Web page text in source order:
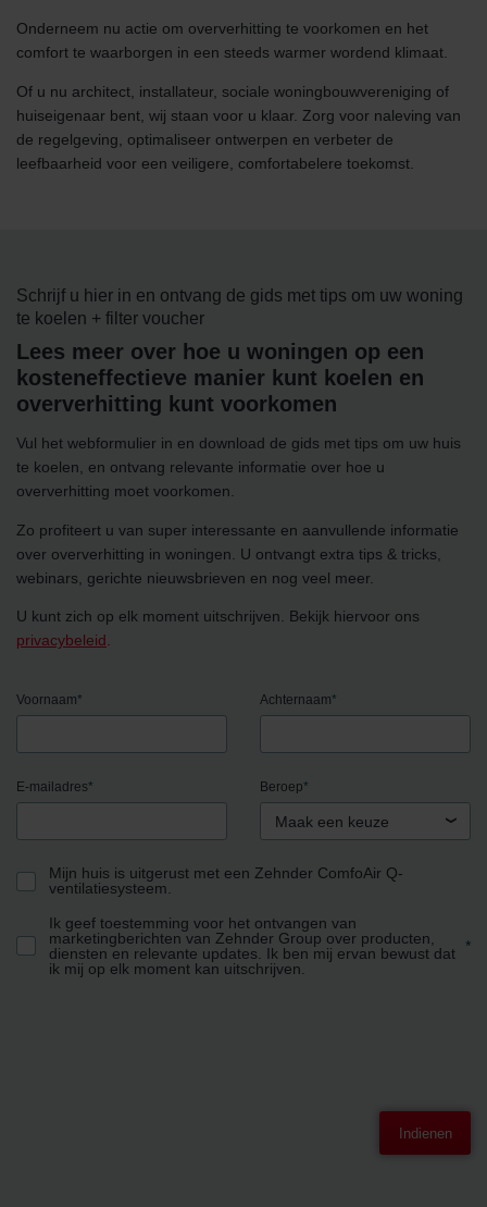
Onderneem nu actie om oververhitting te voorkomen en het
comfort te waarborgen in een steeds warmer wordend klimaat.
Of u nu architect, installateur, sociale woningbouwvereniging of
huiseigenaar bent, wij staan voor u klaar. Zorg voor naleving van
de regelgeving, optimaliseer ontwerpen en verbeter de
leefbaarheid voor een veiligere, comfortabelere toekomst.
Schrijf u hier in en ontvang de gids met tips om uw woning
te koelen + filter voucher
Lees meer over hoe u woningen op een
kosteneffectieve manier kunt koelen en
oververhitting kunt voorkomen
Vul het webformulier in en download de gids met tips om uw huis
te koelen, en ontvang relevante informatie over hoe u
oververhitting moet voorkomen.
Zo profiteert u van super interessante en aanvullende informatie
over oververhitting in woningen. U ontvangt extra tips & tricks,
webinars, gerichte nieuwsbrieven en nog veel meer.
U kunt zich op elk moment uitschrijven. Bekijk hiervoor ons
privacybeleid
Voornaam* Achternaam*
E-mailadres*
Maak een keuze
Beroep*
Mijn huis is uitgerust met een Zehnder ComfoAir Q-
ventilatiesysteem.
Ik geef toestemming voor het ontvangen van
marketingberichten van Zehnder Group over producten,
diensten en relevante updates. Ik ben mij ervan bewust dat
ik mij op elk moment kan uitschrijven.
*
Indienen